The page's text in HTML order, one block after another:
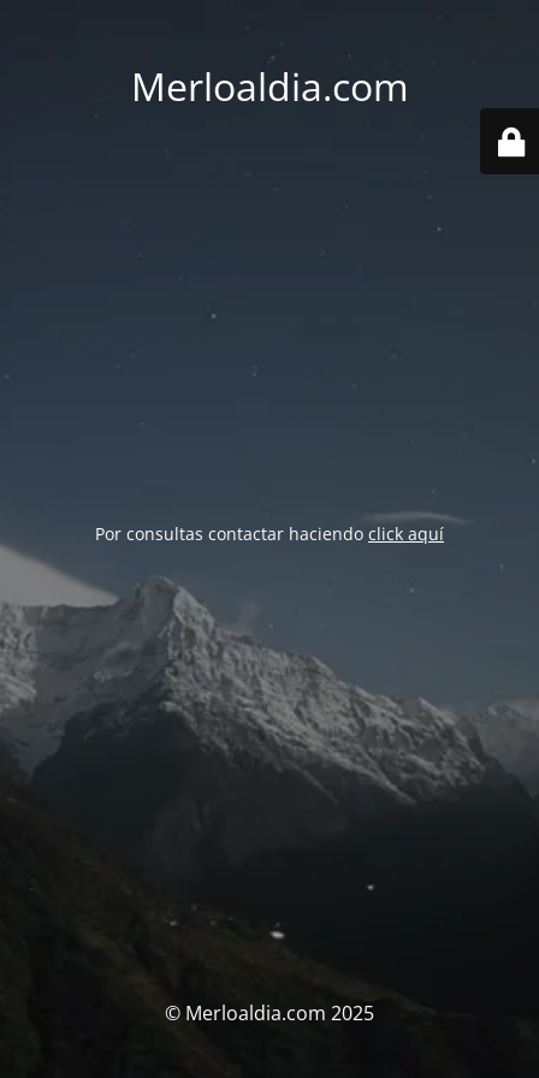
Merloaldia.com
Por consultas contactar haciendo click aquí
© Merloaldia.com 2025